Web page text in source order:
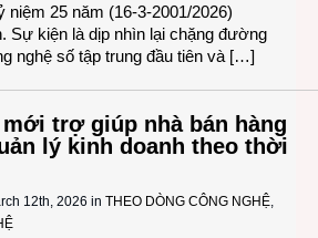
niệm 25 năm (16-3-2001/2026)
Sự kiện là dịp nhìn lại chặng đường
nghệ số tập trung đầu tiên và […]
trợ giúp nhà bán hàng
lý kinh doanh theo thời
12th, 2026 in THEO DÒNG CÔNG NGHỆ